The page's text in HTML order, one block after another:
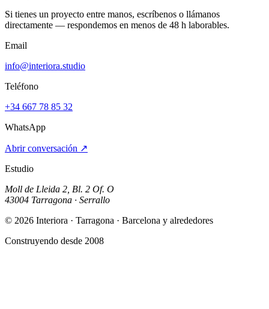
Si tienes un proyecto entre manos, escríbenos o llámanos
directamente — respondemos en menos de 48 h laborables.
Email
info@interiora.studio
Teléfono
+34 667 78 85 32
WhatsApp
Abrir conversación ↗
Estudio
Moll de Lleida 2, Bl. 2 Of. O
43004 Tarragona · Serrallo
© 2026 Interiora · Tarragona · Barcelona y alrededores
Construyendo desde 2008